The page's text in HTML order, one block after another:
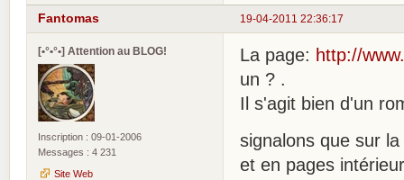
19-04-2011 22:36:17
Fantomas
[•°•°•] Attention au BLOG!
Inscription : 09-01-2006
Messages : 4 231
Site Web
La page: http://
un ? .
Il s'agit bien d'un
signalons que sur
et en pages